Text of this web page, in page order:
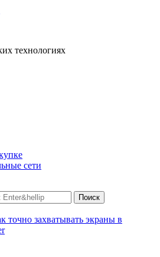
технологиях
сети
точно захватывать экраны в